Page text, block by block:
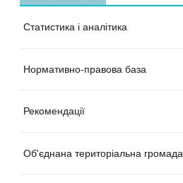
Статистика і аналітика
Нормативно-правова база
Рекомендації
Об'єднана територіальна громада